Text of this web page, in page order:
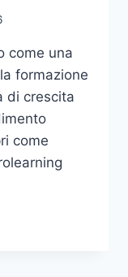
come una
formazione
di crescita
come